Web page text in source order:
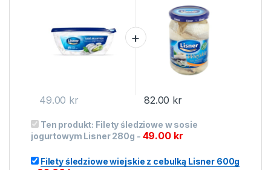
49.00 kr 82.00 kr
Ten produkt: Filety śledziowe w sosie
jogurtowym Lisner 280g - 49.00 kr
Filety śledziowe wiejskie z cebulką Lisner 600g